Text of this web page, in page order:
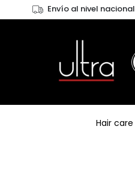
Envío al nivel nacional
Hair care